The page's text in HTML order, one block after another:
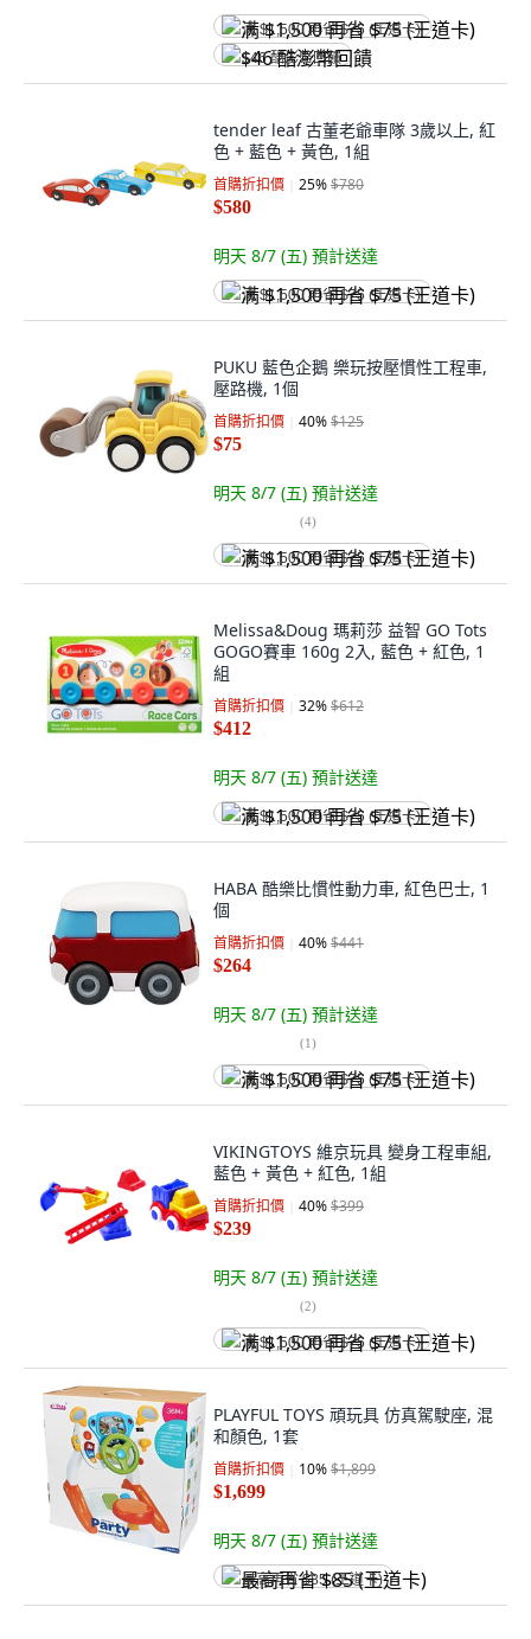
满 $1,500 再省 $75 (王道卡)
$46 酷澎幣回饋
tender leaf 古董老爺車隊 3歲以上, 紅
色 + 藍色 + 黃色, 1組
首購折扣價 25%$780
$580
明天 8/7 (五) 預計送達
满 $1,500 再省 $75 (王道卡)
PUKU 藍色企鵝 樂玩按壓慣性工程車,
壓路機, 1個
首購折扣價 40%$125
$75
明天 8/7 (五) 預計送達
(4)
满 $1,500 再省 $75 (王道卡)
Melissa&Doug 瑪莉莎 益智 GO Tots
GOGO賽車 160g 2入, 藍色 + 紅色, 1
組
首購折扣價 32%$612
$412
明天 8/7 (五) 預計送達
满 $1,500 再省 $75 (王道卡)
HABA 酷樂比慣性動力車, 紅色巴士, 1
個
首購折扣價 40%$441
$264
明天 8/7 (五) 預計送達
(1)
满 $1,500 再省 $75 (王道卡)
VIKINGTOYS 維京玩具 變身工程車組,
藍色 + 黃色 + 紅色, 1組
首購折扣價 40%$399
$239
明天 8/7 (五) 預計送達
(2)
满 $1,500 再省 $75 (王道卡)
PLAYFUL TOYS 頑玩具 仿真駕駛座, 混
和顏色, 1套
首購折扣價 10%$1,899
$1,699
明天 8/7 (五) 預計送達
最高再省 $85 (王道卡)